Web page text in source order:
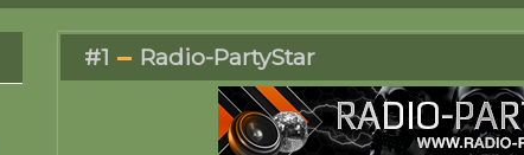
#1 Radio-PartyStar